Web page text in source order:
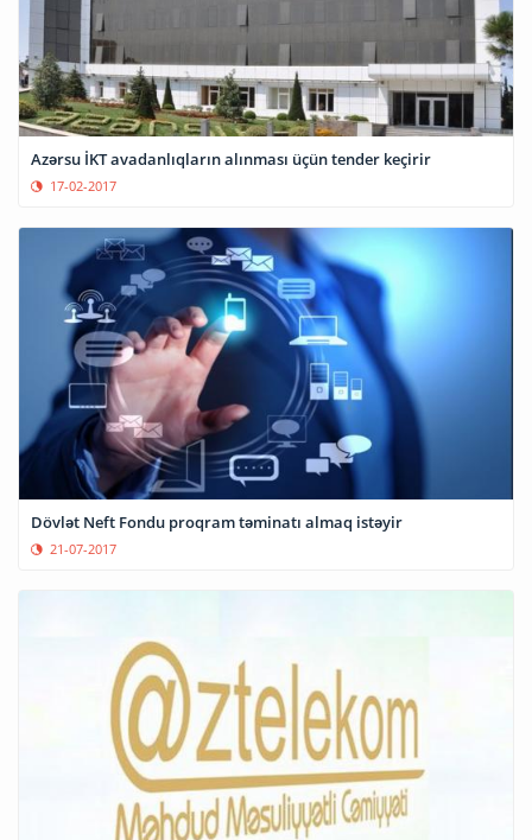
Azərsu İKT avadanlıqların alınması üçün tender keçirir
17-02-2017
Dövlət Neft Fondu proqram təminatı almaq istəyir
21-07-2017